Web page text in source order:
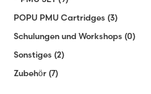
POPU PMU Cartridges (3)
Schulungen und Workshops (0)
Sonstiges (2)
Zubehör (7)